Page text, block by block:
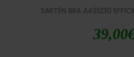
SARTÉN BRA A431230
39,00